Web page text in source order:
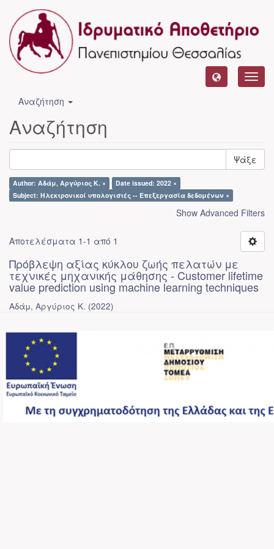
Αναζήτηση
Αναζήτηση
Ψάξε
Author: Αδάμ, Αργύριος Κ. ×
Date issued: 2022 ×
Subject: Ηλεκτρονικοί υπολογιστές -- Επεξεργασία δεδομένων ×
Show Advanced Filters
Αποτελέσματα 1-1 από 1
Πρόβλεψη αξίας κύκλου ζωής πελατών με
τεχνικές μηχανικής μάθησης - Customer lifetime
value prediction using machine learning techniques
Αδάμ, Αργύριος Κ. (2022)